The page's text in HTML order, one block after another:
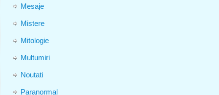
Mesaje
Mistere
Mitologie
Multumiri
Noutati
Paranormal